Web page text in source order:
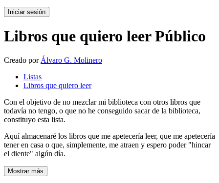
Iniciar sesión
Libros que quiero leerPúblico
Creado por Álvaro G. Molinero
Listas
Libros que quiero leer
Con el objetivo de no mezclar mi biblioteca con otros libros que
todavía no tengo, o que no he conseguido sacar de la biblioteca,
constituyo esta lista.
Aquí almacenaré los libros que me apetecería leer, que me apetecería
tener en casa o que, simplemente, me atraen y espero poder "hincar
el diente" algún día.
Mostrar más